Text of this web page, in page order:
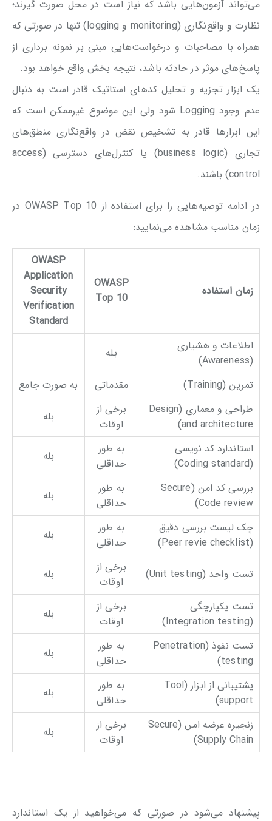
می‌تواند آزمون‌هایی باشد که نیاز است در محل صورت گیرند؛
نظارت و واقع‌نگاری (monitoring و logging) تنها در صورتی که
همراه با مصاحبات و درخواست‌هایی مبنی بر نمونه برداری از
پاسخ‌های موثر در حادثه باشد، نتیجه بخش واقع خواهد بود.
یک ابزار تجزیه و تحلیل کدهای استاتیک قادر است به دنبال
عدم وجود Logging شود ولی این موضوع غیرممکن است که
این ابزار‌ها قادر به تشخیص نقض در واقع‌نگاری منطق‌های
تجاری (business logic) یا کنترل‌های دسترسی (access
control) باشند.
در ادامه توصیه‌هایی را برای استفاده از OWASP Top 10 در
زمان مناسب مشاهده می‌نمایید:
زمان استفاده
OWASP
Top 10
OWASP
Application
Security
Verification
Standard
اطلاعات و هشیاری
(Awareness)
بله
تمرین (Training) مقدماتی
به صورت جامع
طراحی و معماری (Design
and architecture)
برخی از
اوقات
بله
استاندارد کد نویسی
(Coding standard)
به طور
حداقلی
بله
بررسی کد امن (Secure
Code review)
به طور
حداقلی
بله
چک‌ لیست بررسی دقیق
(Peer revie checklist)
به طور
حداقلی
بله
تست واحد (Unit testing)
برخی از
اوقات
بله
تست یکپارچگی
(Integration testing)
برخی از
اوقات
بله
تست نفوذ (Penetration
testing)
به طور
حداقلی
بله
پشتیبانی از ابزار (Tool
support)
به طور
حداقلی
بله
زنجیره عرضه امن (Secure
Supply Chain)
برخی از
اوقات
بله
پیشنهاد می‌شود در صورتی که می‌خواهید از یک استاندارد